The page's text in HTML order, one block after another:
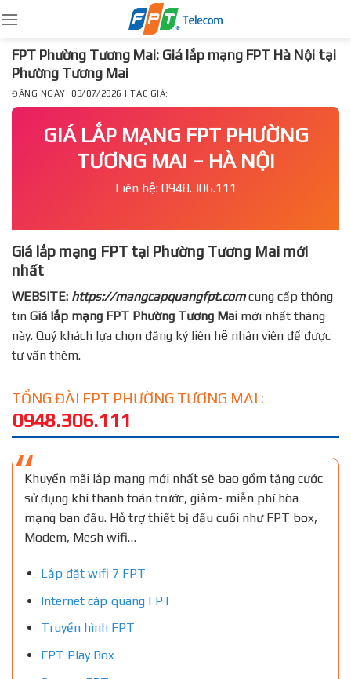
to
content
FPT Phường Tương Mai: Giá lắp mạng FPT Hà Nội tại
Phường Tương Mai
ĐĂNG NGÀY: 03/07/2026 | TÁC GIẢ:
GIÁ LẮP MẠNG FPT PHƯỜNG
TƯƠNG MAI – HÀ NỘI
Liên hệ: 0948.306.111
Giá lắp mạng FPT tại Phường Tương Mai mới
nhất
WEBSITE: https://mangcapquangfpt.comcung cấp thông
tin Giá lắp mạng FPT Phường Tương Mai mới nhất tháng
này. Quý khách lựa chọn đăng ký liên hệ nhân viên để được
tư vấn thêm.
TỔNG ĐÀI FPT PHƯỜNG TƯƠNG MAI :
0948.306.111
Khuyến mãi lắp mạng mới nhất sẽ bao gồm tặng cước
sử dụng khi thanh toán trước, giảm- miễn phí hòa
mạng ban đầu. Hỗ trợ thiết bị đầu cuối như FPT box,
Modem, Mesh wifi…
Lắp đặt wifi 7 FPT
Internet cáp quang FPT
Truyền hình FPT
FPT Play Box